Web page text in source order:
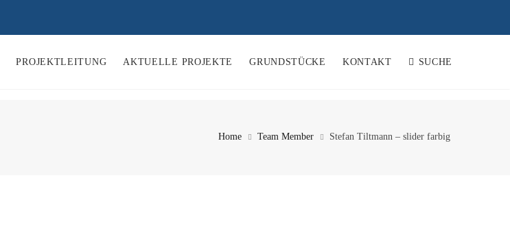
PROJEKTLEITUNG AKTUELLE PROJEKTE GRUNDSTÜCKE KONTAKT SUCHE
Home Team Member Stefan Tiltmann – slider farbig